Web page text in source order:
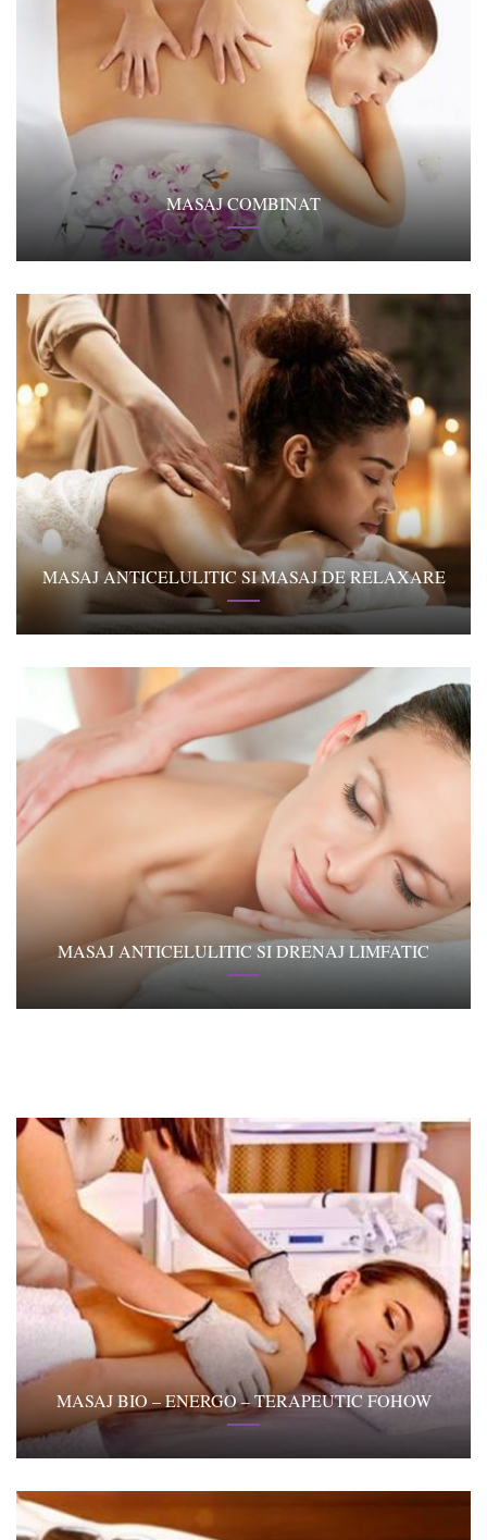
MASAJ COMBINAT
MASAJ ANTICELULITIC SI MASAJ DE RELAXARE
MASAJ ANTICELULITIC SI DRENAJ LIMFATIC
MASAJ BIO – ENERGO – TERAPEUTIC FOHOW